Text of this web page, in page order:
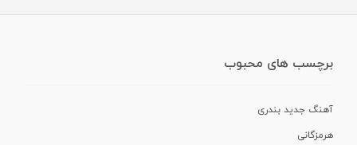
برچسب های محبوب
آهنگ جدید بندری
هرمزگانی